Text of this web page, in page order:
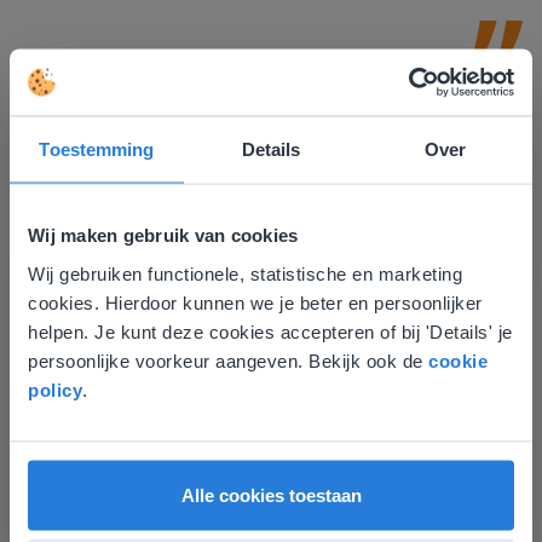
Toestemming Details Over
Wij maken gebruik van cookies
Wij gebruiken functionele, statistische en marketing
cookies. Hierdoor kunnen we je beter en persoonlijker
helpen. Je kunt deze cookies accepteren of bij 'Details' je
persoonlijke voorkeur aangeven. Bekijk ook de cookie
policy
Alle cookies toestaan
Ontdek meer!
Groep 8, Blok 9, Week 3, Les 11
Les
Deze website komt niet
overeen met je locatie
Gezien je locatie, denken we dat je misschien
liever naar de website voor English gaat. Hier
English
Vlaanderen